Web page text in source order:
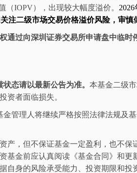
（IOPV） ，出现较大幅度溢价。 2026
关注二级市场交易价格溢价风险， 审慎
通过向深圳证券交易所申请盘中临时
状态请以最新公告为准。本基金二级
资者面临损失。
金管理人将继续严格按照法律法规及
产，但不保证基金一定盈利，也不
金前应认真阅读《基金合同》和
身的风险承受能力、投资期限和